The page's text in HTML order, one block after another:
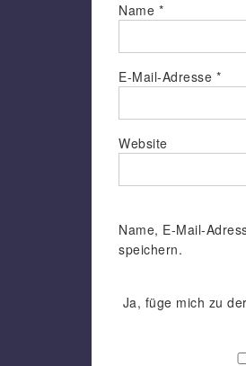
Name *
E-Mail-Adresse *
Website
Name, E-Mail-
speichern.
Ja, füge mich zu